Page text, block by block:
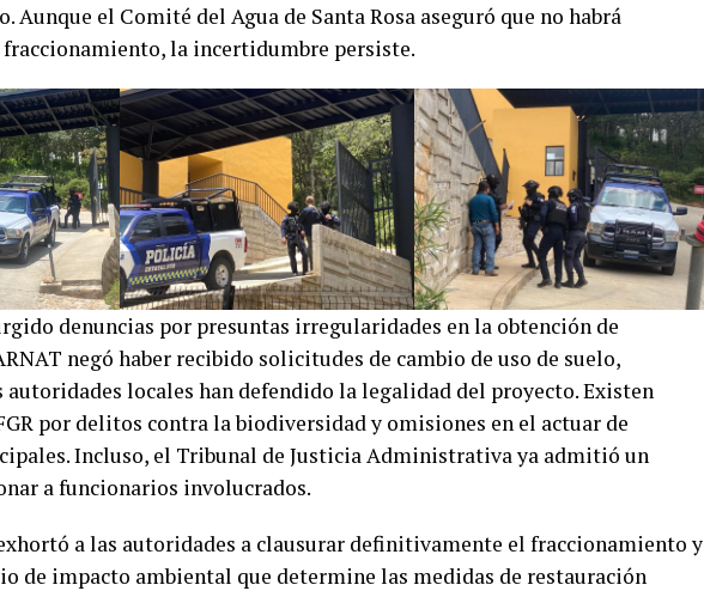
Aunque el Comité del Agua de Santa Rosa aseguró que no habrá
la incertidumbre persiste.
denuncias por presuntas irregularidades en la obtención de
negó haber recibido solicitudes de cambio de uso de suelo,
locales han defendido la legalidad del proyecto. Existen
por delitos contra la biodiversidad y omisiones en el actuar de
Incluso, el Tribunal de Justicia Administrativa ya admitió un
a funcionarios involucrados.
a las autoridades a clausurar definitivamente el fraccionamiento y
de impacto ambiental que determine las medidas de restauración